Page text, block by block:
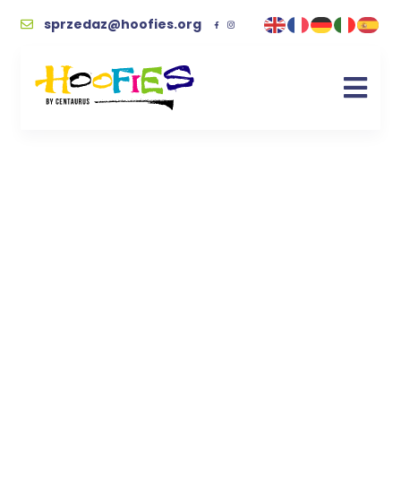
sprzedaz@hoofies.org